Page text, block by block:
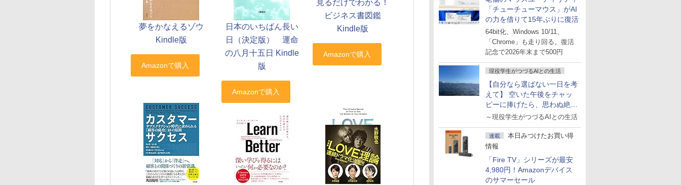
「チューチューマウス」がAI
の力を借りて15年ぶりに復活
64bit化、Windows 10/11、
「Chrome」も走り回る。復活
記念で2026年末まで500円
現役学生がつづるAIとの生活
【自分なら選ばない一日を考
えて】 空いた午後をチャッ
ピーに捧げたら、思わぬ絶景
に出会った話
～現役学生がつづるAIとの生活
連載
本日みつけたお買い得
情報
「Fire TV」シリーズが最安
4,980円！Amazonデバイス
のサマーセール
夢をかなえるゾウ
Kindle版
日本のいちばん長い
日（決定版） 運命
の八月十五日 Kindle
版
見るだけでわかる！
ビジネス書図鑑
Kindle版